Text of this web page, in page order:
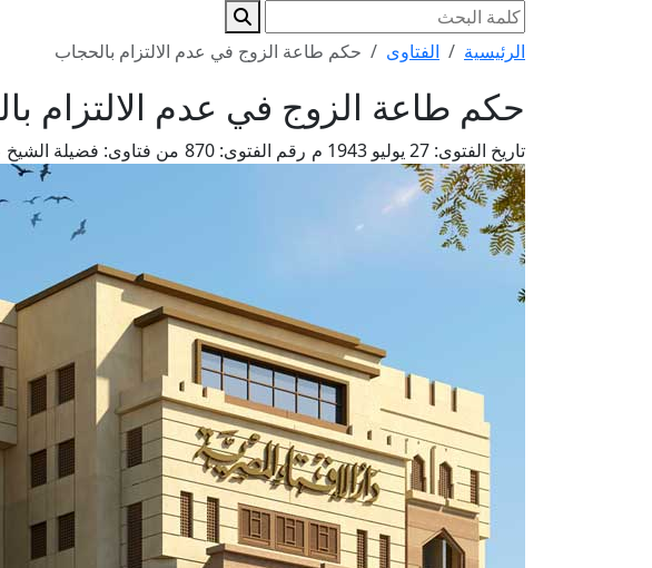
الرئيسية الفتاوى حكم طاعة الزوج في عدم الالتزام بالحجاب
حكم طاعة الزوج في عدم الالتزام
تاريخ الفتوى: رقم الفتوى: من فتاوى: فضيلة الشيخ